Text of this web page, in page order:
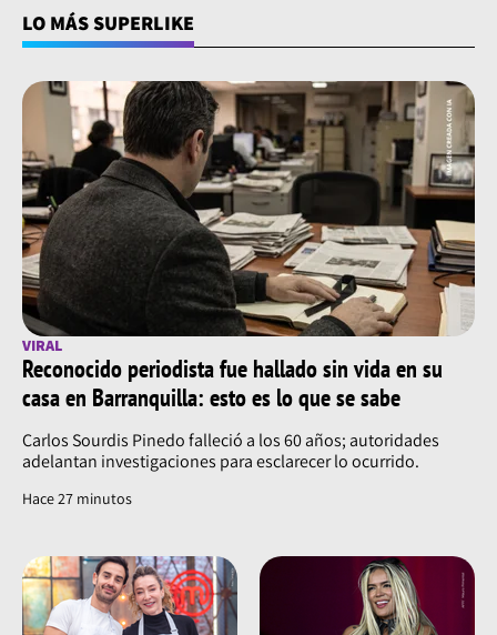
LO MÁS SUPERLIKE
VIRAL
Reconocido periodista fue hallado sin vida en su
casa en Barranquilla: esto es lo que se sabe
Carlos Sourdis Pinedo falleció a los 60 años; autoridades
adelantan investigaciones para esclarecer lo ocurrido.
Hace 27 minutos